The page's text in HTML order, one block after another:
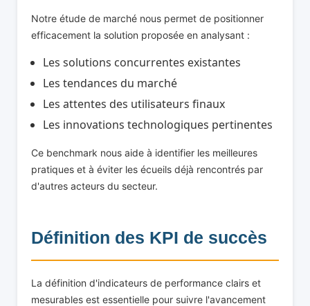
Notre étude de marché nous permet de positionner
efficacement la solution proposée en analysant :
Les solutions concurrentes existantes
Les tendances du marché
Les attentes des utilisateurs finaux
Les innovations technologiques pertinentes
Ce benchmark nous aide à identifier les meilleures
pratiques et à éviter les écueils déjà rencontrés par
d'autres acteurs du secteur.
Définition des KPI de succès
La définition d'indicateurs de performance clairs et
mesurables est essentielle pour suivre l'avancement